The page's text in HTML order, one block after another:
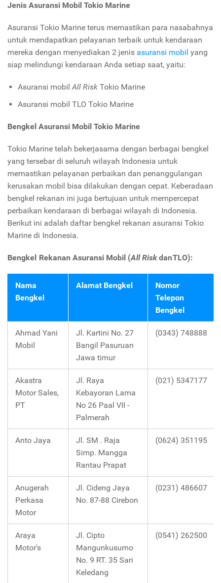
Jenis Asuransi Mobil Tokio Marine
Asuransi Tokio Marine terus memastikan para nasabahnya
untuk mendapatkan pelayanan terbaik untuk kendaraan
mereka dengan menyediakan 2 jenis asuransi mobil yang
siap melindungi kendaraan Anda setiap saat, yaitu:
Asuransi mobilAll RiskTokio Marine
Asuransi mobil TLO Tokio Marine
Bengkel Asuransi Mobil Tokio Marine
Tokio Marine telah bekerjasama dengan berbagai bengkel
yang tersebar di seluruh wilayah Indonesia untuk
memastikan pelayanan perbaikan dan penanggulangan
kerusakan mobil bisa dilakukan dengan cepat. Keberadaan
bengkel rekanan ini juga bertujuan untuk mempercepat
perbaikan kendaraan di berbagai wilayah di Indonesia.
Berikut ini adalah daftar bengkel rekanan asuransi Tokio
Marine di Indonesia.
Bengkel Rekanan Asuransi Mobil (All Riskdan TLO):
Nama
Bengkel
Alamat Bengkel
Nomor
Telepon
Bengkel
Ahmad Yani
Mobil
Jl. Kartini No. 27
Bangil Pasuruan
Jawa timur
(0343) 748888
Akastra
Motor Sales,
PT
Jl. Raya
Kebayoran Lama
No 26 Paal VII -
Palmerah
(021) 5347177
Anto Jaya
Jl. SM . Raja
Simp. Mangga
Rantau Prapat
(0624) 351195
Anugerah
Perkasa
Motor
Jl. Cideng Jaya
No. 87-88 Cirebon
(0231) 486607
Araya
Motor's
Jl. Cipto
Mangunkusumo
No. 9 RT. 35 Sari
Keledang
(0541) 262500